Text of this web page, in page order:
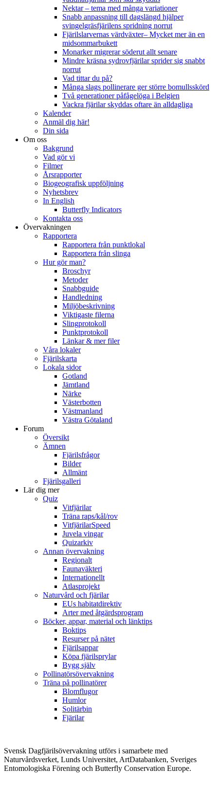
Nektar – tema med många variationer
Snabb anpassning till dagslängd hjälper
svingelgräsfjärilens spridning norrut
Fjärilslarvernas värdväxter– Mycket mer än en
midsommarbukett
Monarker migrerar söderut allt senare
Mindre kräsna sydrovfjärilar sprider sig snabbt
norrut
Vad tittar du på?
Många slags pollinerare ger större bomullsskörd
Två generationer påfågelöga i Belgien
Vackra fjärilar skyddas oftare än alldagliga
Kalender
Anmäl dig här!
Din sida
Om oss
Bakgrund
Vad gör vi
Filmer
Årsrapporter
Biogeografisk uppföljning
Nyhetsbrev
In English
Butterfly Indicators
Kontakta oss
Övervakningen
Rapportera
Rapportera från punktlokal
Rapportera från slinga
Hur gör man?
Broschyr
Metoder
Snabbguide
Handledning
Miljöbeskrivning
Viktigaste filerna
Slingprotokoll
Punktprotokoll
Länkar & mer filer
Våra lokaler
Fjärilskarta
Lokala sidor
Gotland
Jämtland
Närke
Västerbotten
Västmanland
Västra Götaland
Forum
Översikt
Ämnen
Fjärilsfrågor
Bilder
Allmänt
Fjärilsgalleri
Lär dig mer
Quiz
Vitfjärilar
Träna raps/kål/rov
VitfjärilarSpeed
Juvela vingar
Quizarkiv
Annan övervakning
Regionalt
Faunaväkteri
Internationellt
Atlasprojekt
Naturvård och fjärilar
EUs habitatdirektiv
Arter med åtgärdsprogram
Böcker, appar, material och länktips
Boktips
Resurser på nätet
Fjärilsappar
Köpa fjärilsprylar
Bygg själv
Pollinatörsövervakning
Träna på pollinatörer
Blomflugor
Humlor
Solitärbin
Fjärilar
Svensk Dagfjärilsövervakning utförs i samarbete med
Naturvårdsverket, Lunds Universitet, ArtDatabanken, Sveriges
Entomologiska Förening och Butterfly Conservation Europe.